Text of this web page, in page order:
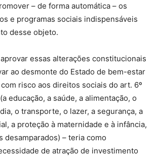
– de forma automática – os
e programas sociais indispensáveis
desse objeto.
essas alterações constitucionais
ao desmonte do Estado de bem-estar
risco aos direitos sociais do art. 6º
educação, a saúde, a alimentação, o
o transporte, o lazer, a segurança, a
a proteção à maternidade e à infância,
desamparados) – teria como
de atração de investimento